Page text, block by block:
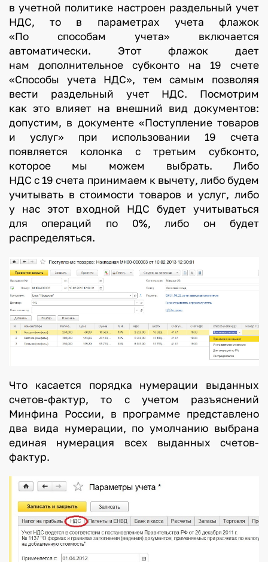
в учетной политике настроен раздельный учет
НДС, то в параметрах учета флажок
«По способам учета» включается
автоматически. Этот флажок дает
нам дополнительное субконто на 19 счете
«Способы учета НДС», тем самым позволяя
вести раздельный учет НДС. Посмотрим
как это влияет на внешний вид документов:
допустим, в документе «Поступление товаров
и услуг» при использовании 19 счета
появляется колонка с третьим субконто,
которое мы можем выбрать. Либо
НДС с 19 счета принимаем к вычету, либо будем
учитывать в стоимости товаров и услуг, либо
у нас этот входной НДС будет учитываться
для операций по 0%, либо он будет
распределяться.
Что касается порядка нумерации выданных
счетов-фактур, то с учетом разъяснений
Минфина России, в программе представлено
два вида нумерации, по умолчанию выбрана
единая нумерация всех выданных счетов-
фактур.